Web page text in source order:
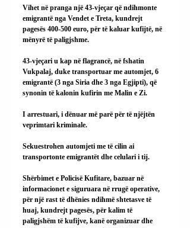
Vihet në pranga një 43-vjeçar që ndihmonte
emigrantë nga Vendet e Treta, kundrejt
pagesës 400-500 euro, për të kaluar kufijtë, në
mënyrë të paligjshme.
43-vjeçari u kap në flagrancë, në fshatin
Vukpalaj, duke transportuar me automjet, 6
emigrantë (3 nga Siria dhe 3 nga Egjipti), që
synonin të kalonin kufirin me Malin e Zi.
I arrestuari, i dënuar më parë për të njëjtën
veprimtari kriminale.
Sekuestrohen automjeti me të cilin ai
transportonte emigrantët dhe celulari i tij.
Shërbimet e Policisë Kufitare, bazuar në
informacionet e siguruara në rrugë operative,
për një rast të dhënies ndihmë shtetasve të
huaj, kundrejt pagesës, për kalim të
paligjshëm të kufijve, kanë organizuar dhe